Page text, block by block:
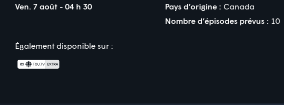
Ven. 7 août - 04 h 30
Également disponible sur :
Pays d’origine : Canada
Nombre d’épisodes prévus : 10